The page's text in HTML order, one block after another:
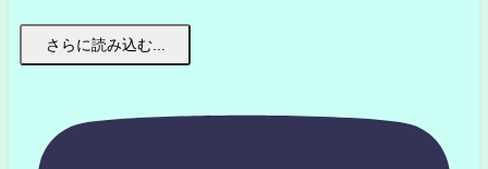
さらに読み込む...